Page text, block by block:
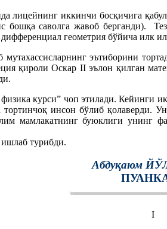
лицейнинг иккинчи босқичига
бошқа саволга жавоб берганди).
геометрия бўйича илк
эътиборини
қироли Оскар II эълон қилган
курси” чоп этилади. Кейинги
инсон бўлиб қолаверди.
мамлакатнинг буюклиги унинг
турибди.
Абдуқаюм
I